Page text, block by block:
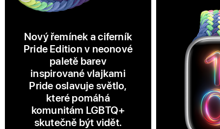
Nový řemínek a ciferník
Pride Edition v neonové
paletě barev
inspirované vlajkami
Pride oslavuje světlo,
které pomáhá
komunitám LGBTQ+
skutečně být vidět.